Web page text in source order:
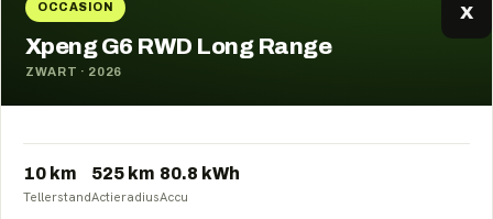
OCCASION X
Xpeng G6 RWD Long Range
ZWART · 2026
10 km
Tellerstand
525 km
Actieradius
80.8 kWh
Accu